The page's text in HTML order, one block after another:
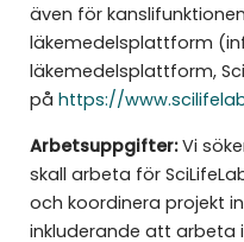
även för
läkemedelsplattform
läkemedelsplattform,
på https://
Arbetsuppgifter:Vi
skall arbeta för
och koordinera projekt
inkluderande att arbeta